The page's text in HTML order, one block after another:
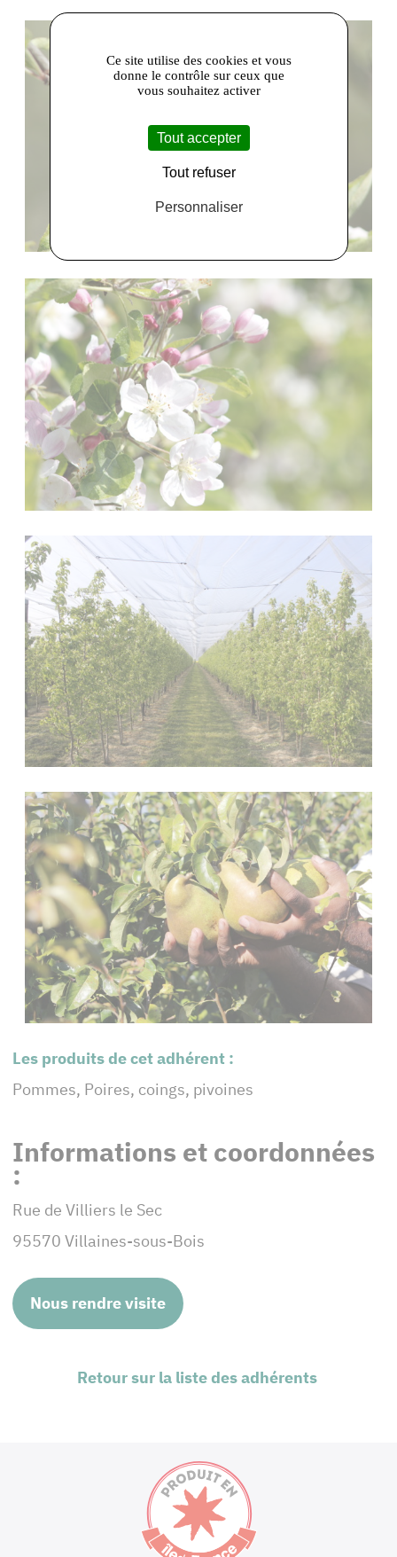
Les produits de cet adhérent :
Pommes, Poires, coings, pivoines
Informations et coordonnées
:
Rue de Villiers le Sec
95570 Villaines-sous-Bois
Nous rendre visite
Retour sur la liste des adhérents
Ce site utilise des cookies et vous
donne le contrôle sur ceux que
vous souhaitez activer
Tout accepter
Tout refuser
Personnaliser